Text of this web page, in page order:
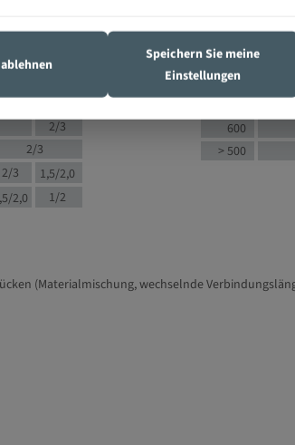
4/5
4/5
2/3
2/3
2/3
1,5/2,0
2,0 1/2
130 -
350
150 -
600
> 500
(Materialmischung, wechselnde
Speichern Sie meine
Einstellungen